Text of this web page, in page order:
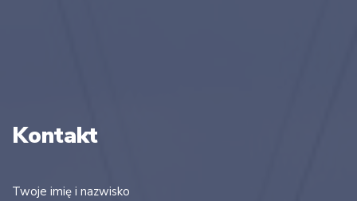
Kontakt
Twoje imię i nazwisko